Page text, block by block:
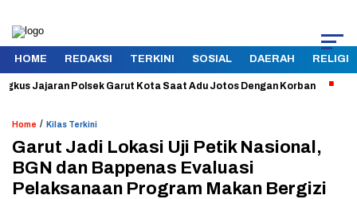
HOME REDAKSI TERKINI SOSIAL DAERAH RELIGI
Polsek Garut Kota Saat Adu Jotos Dengan Korban Aman
Home / Kilas Terkini
Garut Jadi Lokasi Uji Petik Nasional,
BGN dan Bappenas Evaluasi
Pelaksanaan Program Makan Bergizi